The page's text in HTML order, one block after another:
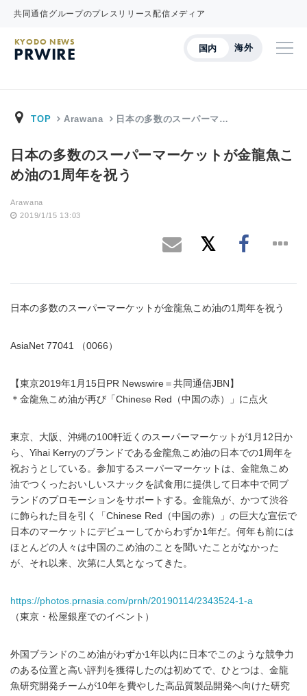
共同通信グループのプレスリリース配信メディア
国内 海外
KYODO NEWS
PRWIRE
TOP Arawana 日本の多数のスーパーマ…
日本の多数のスーパーマーケットが金龍魚こ
め油の1周年を祝う
Arawana
2019/1/15 13:03
日本の多数のスーパーマーケットが金龍魚こめ油の1周年を祝う
AsiaNet 77041 （0066）
【東京2019年1月15日PR Newswire＝共同通信JBN】
＊金龍魚こめ油が再び「Chinese Red（中国の赤）」に点火
東京、大阪、沖縄の100軒近くのスーパーマーケットが1月12日か
ら、Yihai Kerryのブランドである金龍魚こめ油の日本での1周年を
祝おうとしている。参加するスーパーマーケットは、金龍魚こめ
油でつくったおいしいスナックを試食用に提供して日本中で同ブ
ランドのプロモーションをサポートする。金龍魚が、かつて渋谷
に飾られた目を引く「Chinese Red（中国の赤）」の巨大な宣伝で
日本のマーケットにデビューしてからわずか1年だ。何年も前には
ほとんどの人々は中国のこめ油のことを聞いたことがなかった
が、それ以来、次第に人気となってきた。
https://photos.prnasia.com/prnh/20190114/2343524-1-a
（東京・松屋銀座でのイベント）
外国ブランドのこめ油がわずか1年以内に日本でこのような競争力
のある位置と高い評判を獲得したのは初めてで、ひとつは、金龍
魚研究開発チームが10年を費やした高品質製品開発へ向けた研究